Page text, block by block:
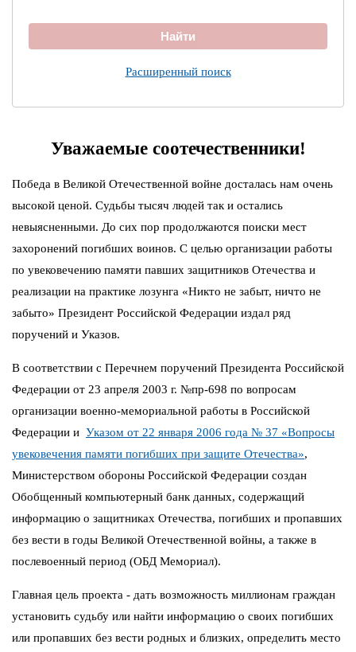
Найти
Расширенный поиск
Уважаемые соотечественники!
Победа в Великой Отечественной войне досталась нам очень
высокой ценой. Судьбы тысяч людей так и остались
невыясненными. До сих пор продолжаются поиски мест
захоронений погибших воинов. С целью организации работы
по увековечению памяти павших защитников Отечества и
реализации на практике лозунга «Никто не забыт, ничто не
забыто» Президент Российской Федерации издал ряд
поручений и Указов.
В соответствии с Перечнем поручений Президента Российской
Федерации от 23 апреля 2003 г. №пр-698 по вопросам
организации военно-мемориальной работы в Российской
Федерации и Указом от 22 января 2006 года № 37 «Вопросы
увековечения памяти погибших при защите Отечества»,
Министерством обороны Российской Федерации создан
Обобщенный компьютерный банк данных, содержащий
информацию о защитниках Отечества, погибших и пропавших
без вести в годы Великой Отечественной войны, а также в
послевоенный период (ОБД Мемориал).
Главная цель проекта - дать возможность миллионам граждан
установить судьбу или найти информацию о своих погибших
или пропавших без вести родных и близких, определить место